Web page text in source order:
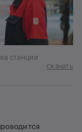
станции
Скачать